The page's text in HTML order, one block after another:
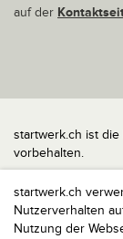
startwerk.ch
Nutzerverhalten
Nutzung der
auf der
startwerk.ch ist
vorbehalten.
Impressum
Kontakt
nach oben